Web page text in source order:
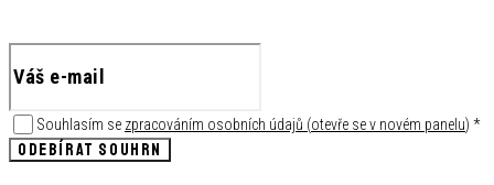
Souhlasím se zpracováním osobních údajů (otevře se v novém panelu) *
ODEBÍRAT SOUHRN